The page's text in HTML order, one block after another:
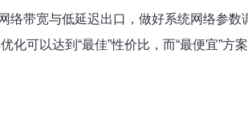
络带宽与低延迟出口，做好系统网络参
可以达到“最佳”性价比，而“最便宜”